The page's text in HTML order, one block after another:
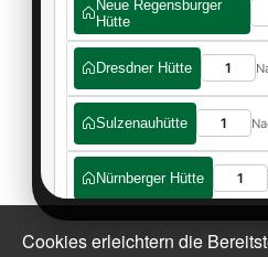
Cookies erleichtern die